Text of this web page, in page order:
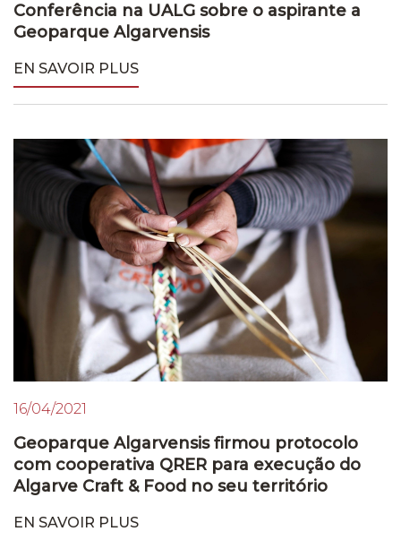
Conferência na UALG sobre o aspirante a
Geoparque Algarvensis
EN SAVOIR PLUS
16/04/2021
Geoparque Algarvensis firmou protocolo
com cooperativa QRER para execução do
Algarve Craft & Food no seu território
EN SAVOIR PLUS